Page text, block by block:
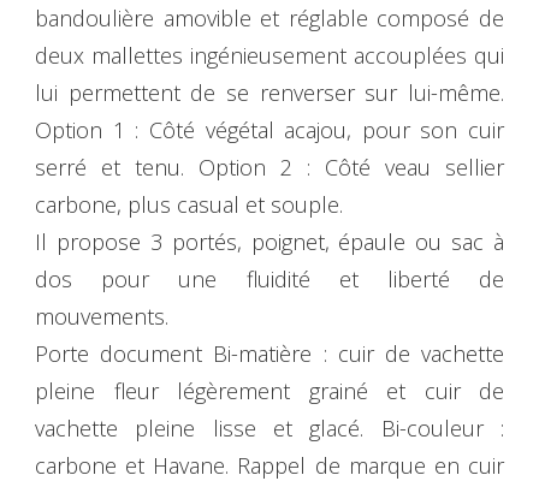
bandoulière amovible et réglable composé de
deux mallettes ingénieusement accouplées qui
lui permettent de se renverser sur lui-même.
Option 1 : Côté végétal acajou, pour son cuir
serré et tenu. Option 2 : Côté veau sellier
carbone, plus casual et souple.
Il propose 3 portés, poignet, épaule ou sac à
dos pour une fluidité et liberté de
mouvements.
Porte document Bi-matière : cuir de vachette
pleine fleur légèrement grainé et cuir de
vachette pleine lisse et glacé. Bi-couleur :
carbone et Havane. Rappel de marque en cuir